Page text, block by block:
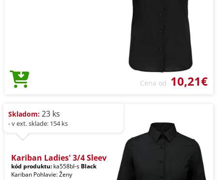
Cena od 10,21€
Skladom: 23 ks
- v ext. sklade: 154 ks
Kariban Ladies' 3/4 Sleev
kód produktu: ka558bl-s Black
Kariban Pohlavie: Ženy